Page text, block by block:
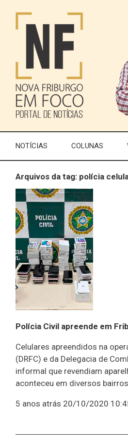
NOTÍCIAS COLUNAS
Arquivos da tag: polícia
Polícia Civil apreende em
Celulares apreendidos na
(DRFC) e da Delegacia de
informal que revendiam
aconteceu em diversos
5 anos atrás 20/10/2020